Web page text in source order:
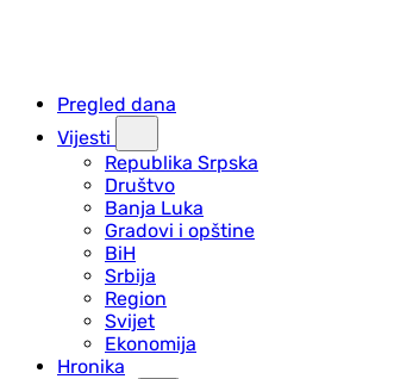
Pregled dana
Vijesti
Republika Srpska
Društvo
Banja Luka
Gradovi i opštine
BiH
Srbija
Region
Svijet
Ekonomija
Hronika